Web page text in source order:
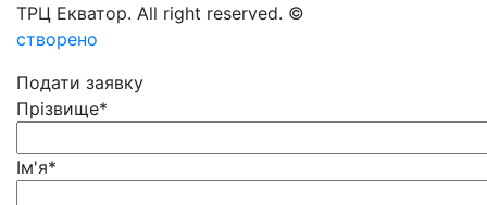
ТРЦ Екватор. All right reserved. ©
створено
Подати заявку
Прізвище*
Ім'я*